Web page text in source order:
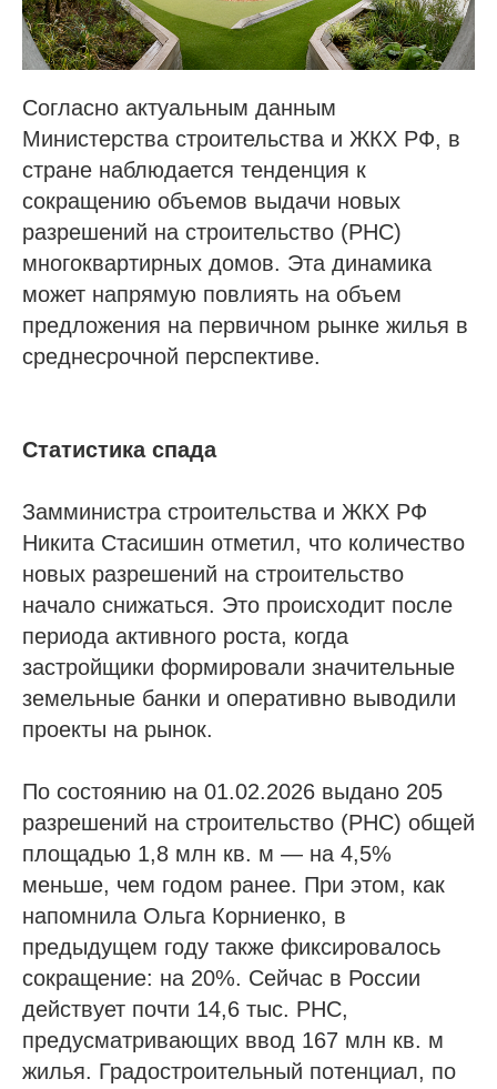
Согласно актуальным данным
Министерства строительства и ЖКХ РФ, в
стране наблюдается тенденция к
сокращению объемов выдачи новых
разрешений на строительство (РНС)
многоквартирных домов. Эта динамика
может напрямую повлиять на объем
предложения на первичном рынке жилья в
среднесрочной перспективе.
Статистика спада
Замминистра строительства и ЖКХ РФ
Никита Стасишин отметил, что количество
новых разрешений на строительство
начало снижаться. Это происходит после
периода активного роста, когда
застройщики формировали значительные
земельные банки и оперативно выводили
проекты на рынок.
По состоянию на 01.02.2026 выдано 205
разрешений на строительство (РНС) общей
площадью 1,8 млн кв. м — на 4,5%
меньше, чем годом ранее. При этом, как
напомнила Ольга Корниенко, в
предыдущем году также фиксировалось
сокращение: на 20%. Сейчас в России
действует почти 14,6 тыс. РНС,
предусматривающих ввод 167 млн кв. м
жилья. Градостроительный потенциал, по